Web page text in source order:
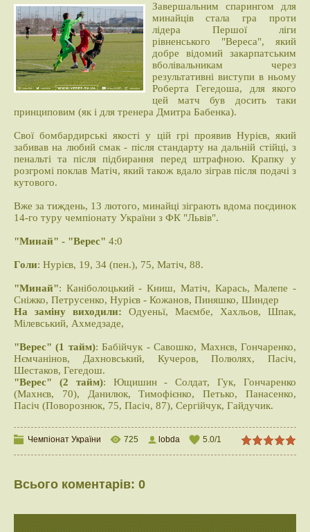
Завершальним спарингом для
минайців стала гра проти
лідера Першої ліги
рівненського "Вереса", який
добре відомий закарпатським
вболівальникам через
результативні виступи в ньому
Роберта Гегедоша, для якого
цей матч був досить таки
принциповим (як і для тренера Дмитра Бабенка).
Свої бомбардирські якості у цій грі проявив Нурієв, який
забивав на любий смак - після стандарту на дальній стійці, з
пенальті та після підбирання перед штрафною. Крапку у
розгромі поклав Матіч, який також вдало зіграв після подачі з
кутового.
Вже за тиждень, 13 лютого, минайці зіграють вдома поєдинок
14-го туру чемпіонату України з ФК "Львів".
"Минай" - "Верес" 4:0
Голи: Нурієв, 19, 34 (пен.), 75, Матіч, 88.
"Минай": Каніболоцький - Книш, Матіч, Карась, Малепе -
Сніжко, Петрусенко, Нурієв - Кожанов, Пиняшко, Шиндер
На заміну виходили: Одуеньї, Маємбе, Хахльов, Шпак,
Мілевський, Ахмедзаде,
"Верес" (1 тайм): Бабійчук - Савошко, Махнєв, Гончаренко,
Нємчанінов, Дахновський, Кучеров, Полюлях, Пасіч,
Шестаков, Гегедош.
"Верес" (2 тайм): Ющишин - Солдат, Гук, Гончаренко
(Махнєв, 70), Данилюк, Тимофієнко, Петько, Панасенко,
Пасіч (Поворознюк, 75, Пасіч, 87), Сергійчук, Гайдучик.
Чемпіонат України 725 lobda 5.0/1
Всього коментарів: 0